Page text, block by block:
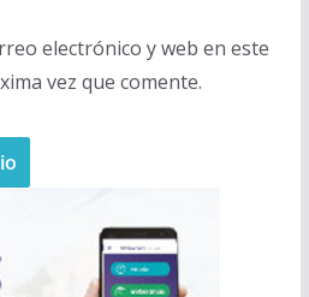
electrónico y web en este
vez que comente.